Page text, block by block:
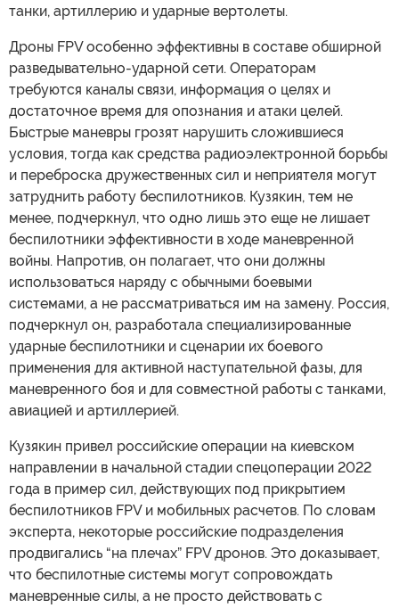
танки, артиллерию и ударные вертолеты.
Дроны FPV особенно эффективны в составе обширной
разведывательно-ударной сети. Операторам
требуются каналы связи, информация о целях и
достаточное время для опознания и атаки целей.
Быстрые маневры грозят нарушить сложившиеся
условия, тогда как средства радиоэлектронной борьбы
и переброска дружественных сил и неприятеля могут
затруднить работу беспилотников. Кузякин, тем не
менее, подчеркнул, что одно лишь это еще не лишает
беспилотники эффективности в ходе маневренной
войны. Напротив, он полагает, что они должны
использоваться наряду с обычными боевыми
системами, а не рассматриваться им на замену. Россия,
подчеркнул он, разработала специализированные
ударные беспилотники и сценарии их боевого
применения для активной наступательной фазы, для
маневренного боя и для совместной работы с танками,
авиацией и артиллерией.
Кузякин привел российские операции на киевском
направлении в начальной стадии спецоперации 2022
года в пример сил, действующих под прикрытием
беспилотников FPV и мобильных расчетов. По словам
эксперта, некоторые российские подразделения
продвигались “на плечах” FPV дронов. Это доказывает,
что беспилотные системы могут сопровождать
маневренные силы, а не просто действовать с